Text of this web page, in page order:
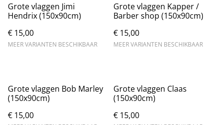
Grote vlaggen Jimi
Hendrix (150x90cm)
€ 15,00
MEER VARIANTEN BESCHIKBAAR
Grote vlaggen Kapper /
Barber shop (150x90cm)
€ 15,00
MEER VARIANTEN BESCHIKBAAR
Grote vlaggen Bob Marley
(150x90cm)
€ 15,00
Grote vlaggen Claas
(150x90cm)
€ 15,00